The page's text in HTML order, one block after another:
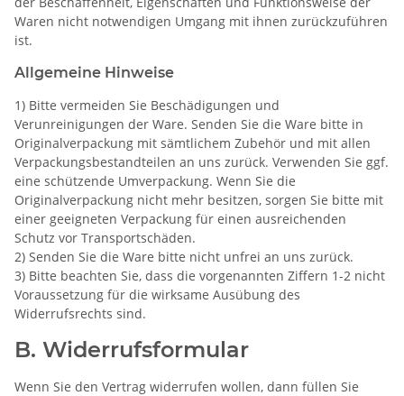
Waren nicht notwendigen Umgang mit ihnen zurückzuführen
ist.
Allgemeine Hinweise
1) Bitte vermeiden Sie Beschädigungen und
Verunreinigungen der Ware. Senden Sie die Ware bitte in
Originalverpackung mit sämtlichem Zubehör und mit allen
Verpackungsbestandteilen an uns zurück. Verwenden Sie ggf.
eine schützende Umverpackung. Wenn Sie die
Originalverpackung nicht mehr besitzen, sorgen Sie bitte mit
einer geeigneten Verpackung für einen ausreichenden
Schutz vor Transportschäden.
2) Senden Sie die Ware bitte nicht unfrei an uns zurück.
3) Bitte beachten Sie, dass die vorgenannten Ziffern 1-2 nicht
Voraussetzung für die wirksame Ausübung des
Widerrufsrechts sind.
B. Widerrufsformular
Wenn Sie den Vertrag widerrufen wollen, dann füllen Sie